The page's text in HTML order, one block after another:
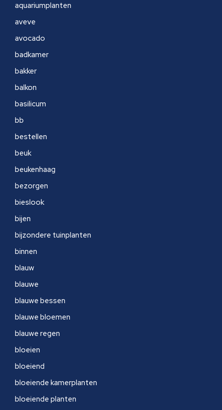
aquariumplanten
aveve
avocado
badkamer
bakker
balkon
basilicum
bb
bestellen
beuk
beukenhaag
bezorgen
bieslook
bijen
bijzondere tuinplanten
binnen
blauw
blauwe
blauwe bessen
blauwe bloemen
blauwe regen
bloeien
bloeiend
bloeiende kamerplanten
bloeiende planten